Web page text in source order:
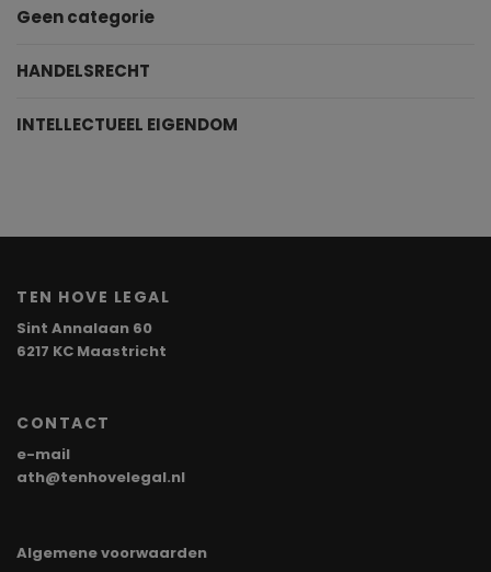
Geen categorie
HANDELSRECHT
INTELLECTUEEL EIGENDOM
TEN HOVE LEGAL
Sint Annalaan 60
6217 KC Maastricht
CONTACT
e-mail
ath@tenhovelegal.nl
Algemene voorwaarden